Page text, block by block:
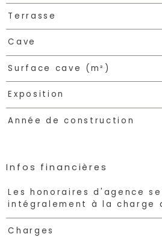
Terrasse
Cave
Surface cave (m²)
Exposition
Année de construction
Infos financières
Caractéristiques Valeurs
Les honoraires d'agence
intégralement à la charge
Charges